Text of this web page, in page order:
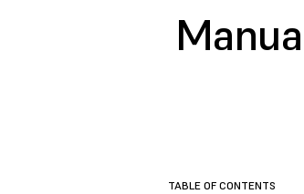
TABLE OF CONTENTS